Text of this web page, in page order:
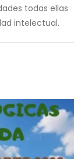
todas ellas
intelectual.